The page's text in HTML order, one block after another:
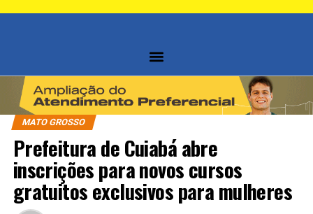
MATO GROSSO
Prefeitura de Cuiabá abre
inscrições para novos cursos
gratuitos exclusivos para mulheres